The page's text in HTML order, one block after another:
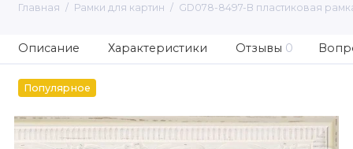
Главная Рамки для картин GD078-8497-B пластиковая
Описание Характеристики Отзывы 0
Популярное